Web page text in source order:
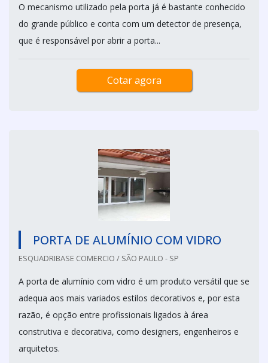
O mecanismo utilizado pela porta já é bastante conhecido
do grande público e conta com um detector de presença,
que é responsável por abrir a porta...
Cotar agora
PORTA DE ALUMÍNIO COM VIDRO
ESQUADRIBASE COMERCIO / SÃO PAULO - SP
A porta de alumínio com vidro é um produto versátil que se
adequa aos mais variados estilos decorativos e, por esta
razão, é opção entre profissionais ligados à área
construtiva e decorativa, como designers, engenheiros e
arquitetos.